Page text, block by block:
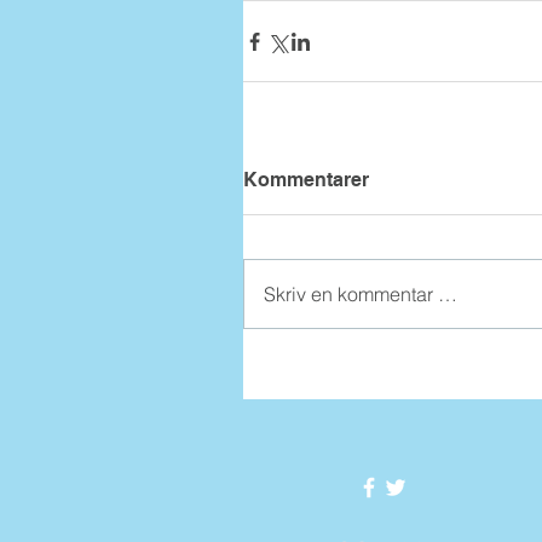
Kommentarer
Skriv en kommentar …